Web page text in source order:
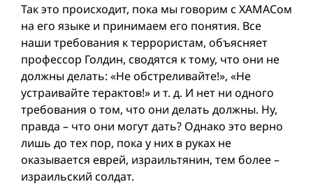
Так это происходит, пока мы говорим с ХАМАСом
на его языке и принимаем его понятия. Все
наши требования к террористам, объясняет
профессор Голдин, сводятся к тому, что они не
должны делать: «Не обстреливайте!», «Не
устраивайте терактов!» и т. д. И нет ни одного
требования о том, что они делать должны. Ну,
правда – что они могут дать? Однако это верно
лишь до тех пор, пока у них в руках не
оказывается еврей, израильтянин, тем более –
израильский солдат.